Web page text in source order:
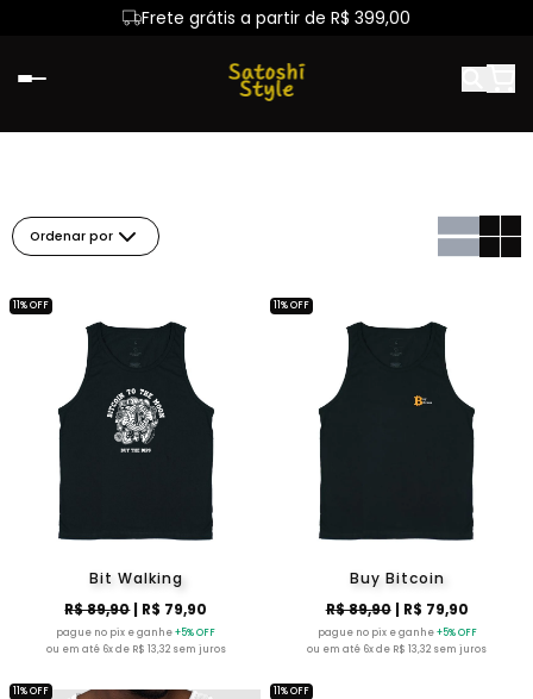
Frete grátis a partir de R$ 399,00
Ordenar por
Bit Walking
R$ 89,90| R$ 79,90
pague no pix e ganhe+5% OFF
ou em até 6x de R$ 13,32 sem juros
11% OFF
Buy Bitcoin
R$ 89,90| R$ 79,90
pague no pix e ganhe+5% OFF
ou em até 6x de R$ 13,32 sem juros
11% OFF
11% OFF 11% OFF